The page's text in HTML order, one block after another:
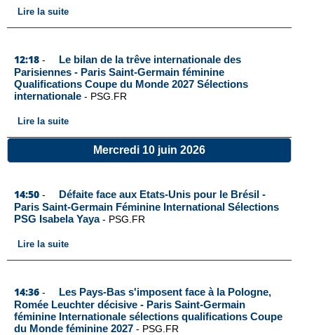
Lire la suite
12:18 -
Le bilan de la trêve internationale des
Parisiennes - Paris Saint-Germain féminine
Qualifications Coupe du Monde 2027 Sélections
internationale - PSG.FR
Lire la suite
Mercredi 10 juin 2026
14:50 -
Défaite face aux Etats-Unis pour le Brésil -
Paris Saint-Germain Féminine International Sélections
PSG Isabela Yaya- PSG.FR
Lire la suite
14:36 -
Les Pays-Bas s'imposent face à la Pologne,
Romée Leuchter décisive - Paris Saint-Germain
féminine Internationale sélections qualifications Coupe
du Monde féminine 2027 - PSG.FR